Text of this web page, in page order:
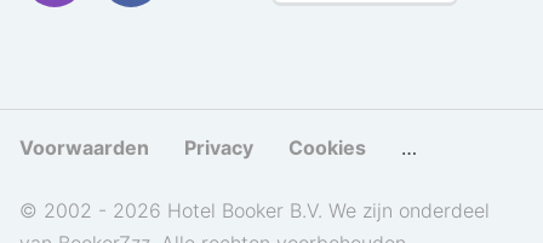
Voorwaarden Privacy Cookies Cookies
© 2002 - 2026 Hotel Booker B.V. We zijn onderdeel